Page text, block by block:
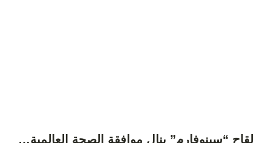
لقاح “سينوفارم” ينال موافقة الصحة العالمية…